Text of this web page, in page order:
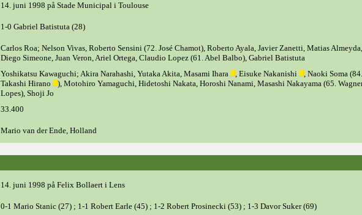
14. juni 1998 på Stade Municipal i Toulouse
1-0 Gabriel Batistuta (28)
Carlos Roa; Nelson Vivas, Roberto Sensini (72. José Chamot), Roberto Ayala, Javier Zanetti, Matias Almeyda,
Diego Simeone, Juan Veron, Ariel Ortega, Claudio Lopez (61. Abel Balbo), Gabriel Batistuta
Yoshikatsu Kawaguchi; Akira Narahashi, Yutaka Akita, Masami Ihara , Eisuke Nakanishi
, Naoki Soma (84.
Takashi Hirano
), Motohiro Yamaguchi, Hidetoshi Nakata, Horoshi Nanami, Masashi Nakayama (65.
Lopes), Shoji Jo
33.400
Mario van der Ende, Holland
14. juni 1998 på Felix Bollaert i Lens
0-1 Mario Stanic (27) ; 1-1 Robert Earle (45) ; 1-2 Robert Prosinecki (53) ; 1-3 Davor Suker (69)